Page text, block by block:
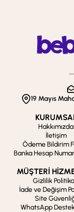
19 Mayıs
Hakkımızda
İletişim
Ödeme Bildirim
Banka Hesap
MÜŞTERİ
Gizlilik
İade ve Değişim
Site
WhatsApp